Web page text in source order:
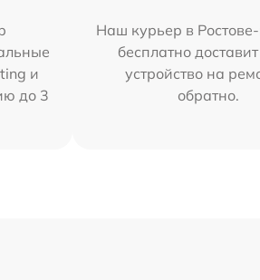
и
до 3
Наш курьер в
бесплатно
устройство на
обратно.